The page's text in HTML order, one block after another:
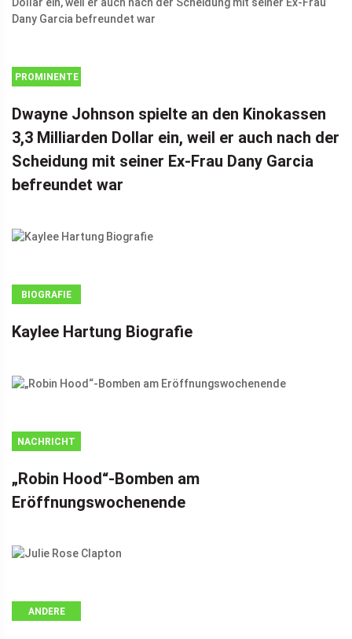
PROMINENTE
Dwayne Johnson spielte an den Kinokassen
3,3 Milliarden Dollar ein, weil er auch nach der
Scheidung mit seiner Ex-Frau Dany Garcia
befreundet war
BIOGRAFIE
Kaylee Hartung Biografie
NACHRICHT
„Robin Hood“-Bomben am
Eröffnungswochenende
ANDERE